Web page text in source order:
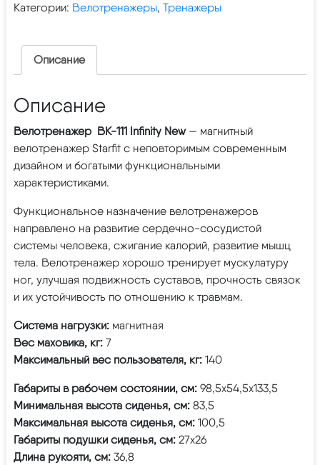
Категории: Велотренажеры, Тренажеры
Описание
Описание
Велотренажер BK-111 Infinity New— магнитный
велотренажер Starfit с неповторимым современным
дизайном и богатыми функциональными
характеристиками.
Функциональное назначение велотренажеров
направлено на развитие сердечно-сосудистой
системы человека, сжигание калорий, развитие мышц
тела. Велотренажер хорошо тренирует мускулатуру
ног, улучшая подвижность суставов, прочность связок
и их устойчивость по отношению к травмам.
Система нагрузки: магнитная
Вес маховика, кг: 7
Максимальный вес пользователя, кг: 140
Габариты в рабочем состоянии, см: 98,5х54,5х133,5
Минимальная высота сиденья, см: 83,5
Максимальная высота сиденья, см: 100,5
Габариты подушки сиденья, см: 27х26
Длина рукояти, см: 36,8